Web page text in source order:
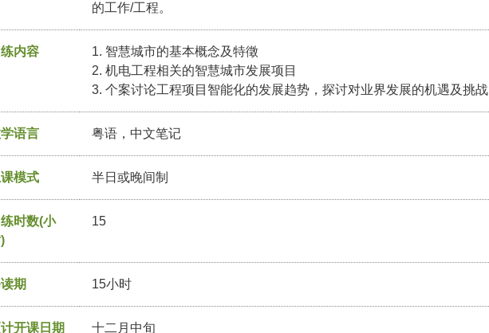
的工作/工程。
内容
1. 智慧城市的基本概念及特徵
2. 机电工程相关的智慧城市发展项目
3. 个案讨论工程项目智能化的发展趋势，探讨对业界发展的机遇及挑战
语言 粤语，中文笔记
课模式 半日或晚间制
时数(小
15
期 15小时
开课日期 十二月中旬